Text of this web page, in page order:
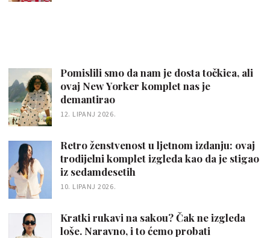
Pomislili smo da nam je dosta točkica, ali
ovaj New Yorker komplet nas je
demantirao
12. LIPANJ 2026.
Retro ženstvenost u ljetnom izdanju: ovaj
trodijelni komplet izgleda kao da je stigao
iz sedamdesetih
10. LIPANJ 2026.
Kratki rukavi na sakou? Čak ne izgleda
loše. Naravno, i to ćemo probati